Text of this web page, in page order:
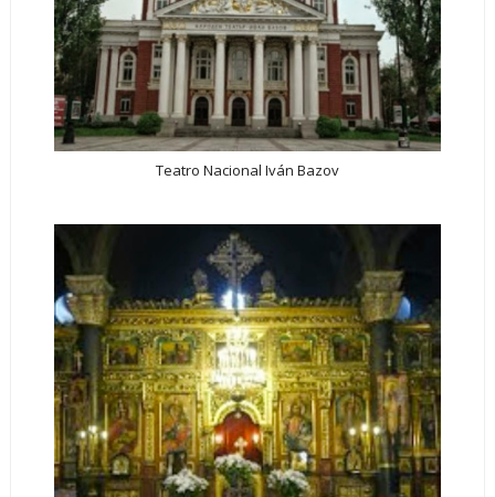
Teatro Nacional Iván Bazov